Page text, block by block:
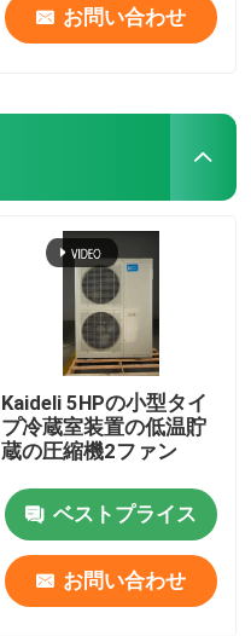
お問い合わせ
Kaideli 5HPの小型タイ
プ冷蔵室装置の低温貯
蔵の圧縮機2ファン
ベストプライス
お問い合わせ